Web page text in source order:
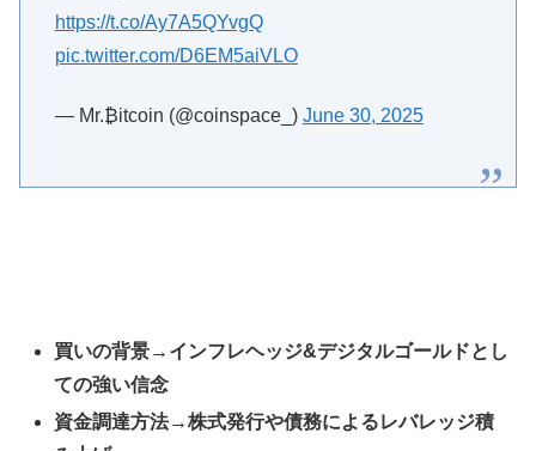
https://t.co/Ay7A5QYvgQ
pic.twitter.com/D6EM5aiVLO
— Mr.₿itcoin (@coinspace_) June 30, 2025
買いの背景→インフレヘッジ&デジタルゴールドとし
ての強い信念
資金調達方法→株式発行や債務によるレバレッジ積